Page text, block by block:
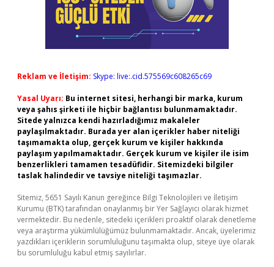
Reklam ve İletişim: Skype: live:.cid.575569c608265c69
Yasal Uyarı: Bu internet sitesi, herhangi bir marka, kurum
veya şahıs şirketi ile hiçbir bağlantısı bulunmamaktadır.
Sitede yalnızca kendi hazırladığımız makaleler
paylaşılmaktadır. Burada yer alan içerikler haber niteliği
taşımamakta olup, gerçek kurum ve kişiler hakkında
paylaşım yapılmamaktadır. Gerçek kurum ve kişiler ile isim
benzerlikleri tamamen tesadüfidir. Sitemizdeki bilgiler
taslak halindedir ve tavsiye niteliği taşımazlar.
Sitemiz, 5651 Sayılı Kanun gereğince Bilgi Teknolojileri ve İletişim
Kurumu (BTK) tarafından onaylanmış bir Yer Sağlayıcı olarak hizmet
vermektedir. Bu nedenle, sitedeki içerikleri proaktif olarak denetleme
veya araştırma yükümlülüğümüz bulunmamaktadır. Ancak, üyelerimiz
yazdıkları içeriklerin sorumluluğunu taşımakta olup, siteye üye olarak
bu sorumluluğu kabul etmiş sayılırlar.